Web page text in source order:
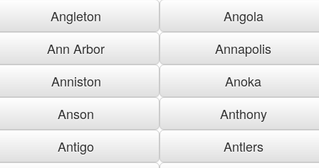
Angleton
Angola
Ann Arbor
Annapolis
Anniston
Anoka
Anson
Anthony
Antigo
Antlers